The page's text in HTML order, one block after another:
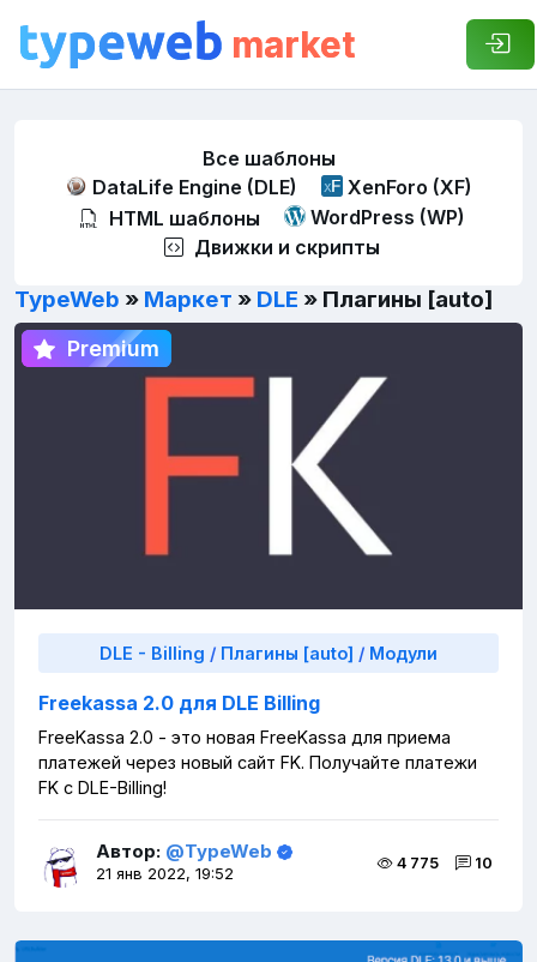
market
Все шаблоны
DataLife Engine (DLE)
XenForo (XF)
HTML шаблоны
WordPress (WP)
Движки и скрипты
TypeWeb » Маркет » DLE » Плагины [auto]
Premium
Premium
DLE - Billing / Плагины [auto] / Модули
Freekassa 2.0 для DLE Billing
FreeKassa 2.0 - это новая FreeKassa для приема
платежей через новый сайт FK. Получайте платежи
FK с DLE-Billing!
Автор: @TypeWeb
21 янв 2022, 19:52
4 775 10